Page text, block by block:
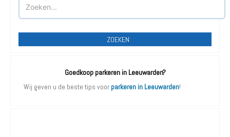
ZOEKEN
Goedkoop parkeren in Leeuwarden?
Wij geven u de beste tips voor parkeren in Leeuwarden!